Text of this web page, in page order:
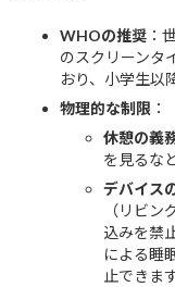
WHOの推奨 ：
のスクリーンタ
おり、小学生以
物理的な制限 ：
休憩の義
を見るな
デバイス
（リビン
込みを禁
による睡
止できます